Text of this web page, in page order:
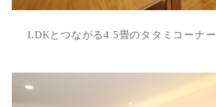
LDKとつながる4.5畳のタタミコーナー